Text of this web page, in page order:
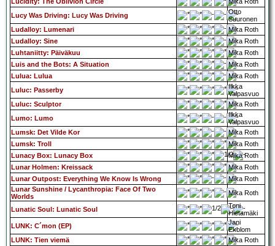
Lucy Was Driving: Lucy Was Driving
Otto
Suuronen
Ludalloy: Lumenari
Mika Roth
Ludalloy: Sine
Mika Roth
Luhtaniitty: Päiväkuu
Mika Roth
Luis and the Bots: A Situation
Mika Roth
Lulua: Lulua
Mika Roth
Luluc: Passerby
Ilkka
Valpasvuo
Luluc: Sculptor
Mika Roth
Lumo: Lumo
Ilkka
Valpasvuo
Lumsk: Det Vilde Kor
Mika Roth
Lumsk: Troll
Mika Roth
Lunacy Box: Lunacy Box
Mika Roth
Lunar Holmen: Kreissack
Mika Roth
Lunar Outpost: Everything We Know Is Wrong
Mika Roth
Lunar Sunshine / Lycanthropia: Face Of Two
Worlds
Mika Roth
Lunatic Soul: Lunatic Soul
Toni
Hietamäki
LUNK: C´mon (EP)
Jani
Ekblom
LUNK: Tien viemä
Mika Roth